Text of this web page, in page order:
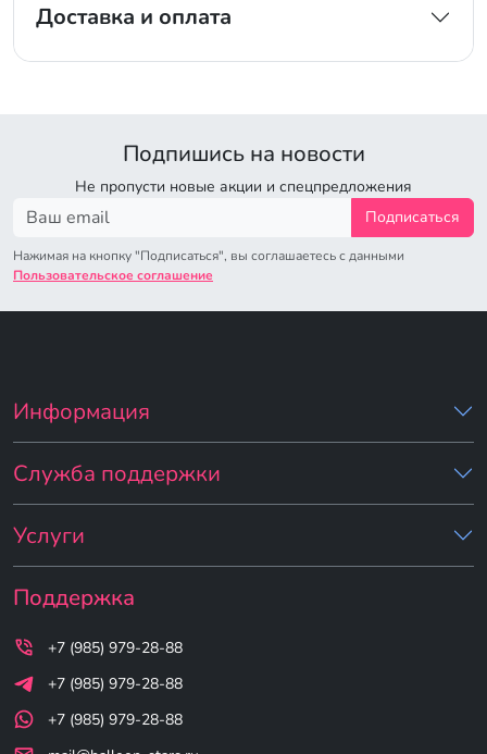
Доставка и оплата
Подпишись на новости
Не пропусти новые акции и спецпредложения
Подписаться
Нажимая на кнопку "Подписаться", вы соглашаетесь с данными
Пользовательское соглашение
Информация
Служба поддержки
Услуги
Поддержка
+7 (985) 979-28-88
+7 (985) 979-28-88
+7 (985) 979-28-88